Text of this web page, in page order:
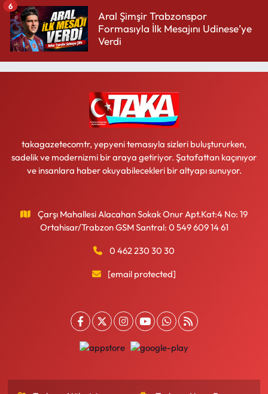
Aral Şimşir Trabzonspor
Formasıyla İlk Mesajını Udinese’ye
Verdi
6
takagazetecomtr, yepyeni temasıyla sizleri buluştururken,
sadelik ve modernizmi bir araya getiriyor. Şatafattan kaçınıyor
ve insanlara haber okuyabilecekleri bir altyapı sunuyor.
Çarşı Mahallesi Alacahan Sokak Onur Apt.Kat:4 No: 19
Ortahisar/Trabzon GSM Santral: 0 549 609 14 61
0 462 230 30 30
[email protected]